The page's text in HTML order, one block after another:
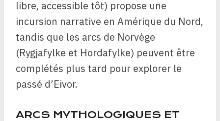
libre, accessible tôt) propose une
incursion narrative en Amérique du Nord,
tandis que les arcs de Norvège
(Rygjafylke et Hordafylke) peuvent être
complétés plus tard pour explorer le
passé d’Eivor.
ARCS MYTHOLOGIQUES ET